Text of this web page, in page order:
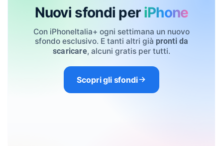
Nuovi sfondi per iPhone
Con iPhoneItalia+ ogni settimana un nuovo
sfondo esclusivo. E tanti altri già pronti da
scaricare, alcuni gratis per tutti.
Scopri gli sfondi